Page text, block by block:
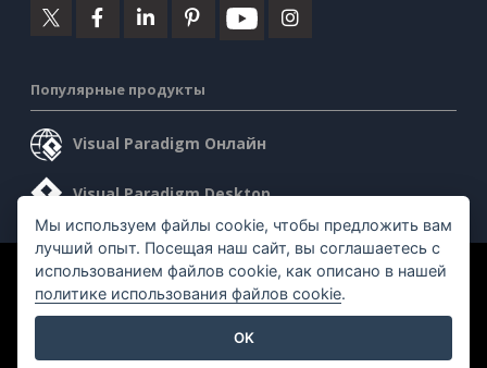
Популярные продукты
Visual Paradigm Онлайн
Visual Paradigm Desktop
©2026 by Visual Paradigm. Все права защищены.
Мы используем файлы cookie, чтобы предложить вам
лучший опыт. Посещая наш сайт, вы соглашаетесь с
использованием файлов cookie, как описано в нашей
политике использования файлов cookie.
OK